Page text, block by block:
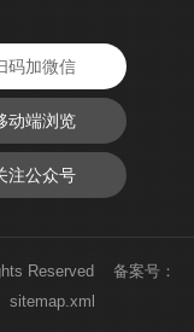
码加微信
动端浏览
注公众号
Reserved 备案号：
sitemap.xml